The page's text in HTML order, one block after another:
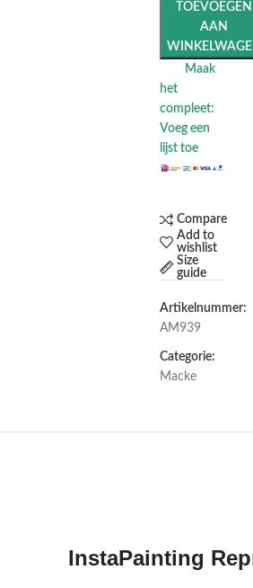
TOEVOEGEN
AAN
Maak
het
compleet:
Voeg een
lijst toe
Compare
Add to
wishlist
Size
guide
Artikelnummer:
AM939
Categorie:
Macke
InstaPainting